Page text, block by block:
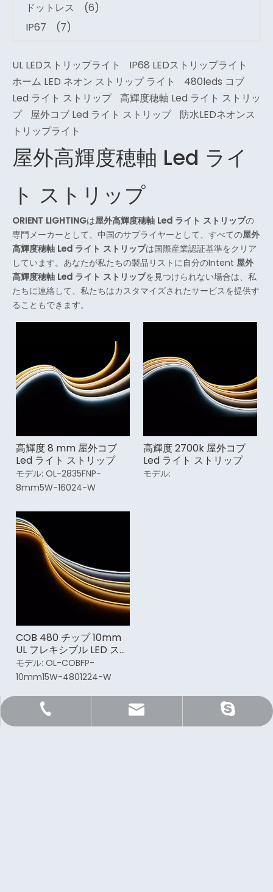
ドットレス
(6)
IP67
(7)
UL LEDストリップライト
IP68 LEDストリップライト
ホーム LED ネオン ストリップ ライト
480leds コブ
Led ライト ストリップ
高輝度穂軸 Led ライト ストリッ
プ
屋外コブ Led ライト ストリップ
防水LEDネオンス
トリップライト
屋外高輝度穂軸 Led ライ
ト ストリップ
ORIENT LIGHTINGは屋外高輝度穂軸 Led ライト ストリップの
専門メーカーとして、中国のサプライヤーとして、すべての屋外
高輝度穂軸 Led ライト ストリップは国際産業認証基準をクリア
しています。あなたが私たちの製品リストに自分のIntent 屋外
高輝度穂軸 Led ライト ストリップを見つけられない場合は、私
たちに連絡して、私たちはカスタマイズされたサービスを提供す
ることもできます。
高輝度 8 mm 屋外コブ
Led ライト ストリップ
モデル: OL-2835FNP-
8mm5W-16024-W
高輝度 2700k 屋外コブ
Led ライト ストリップ
モデル:
COB 480 チップ 10mm
UL フレキシブル LED スト
リップ ライト
モデル: OL-COBFP-
10mm15W-4801224-W
+86 21 63166512
Sale@orientlighting.com
orientlightingィング